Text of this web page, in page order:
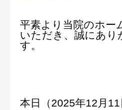
平素より当院のホー
いただき、誠にあり
す。
本日（2025年12月
その他
言語